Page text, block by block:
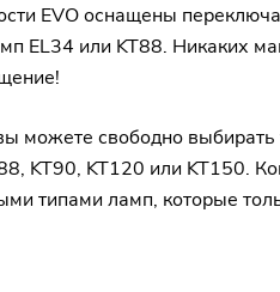
EVO оснащены
EL34 или KT88. Никаких
можете свободно
KT90, KT120 или KT150.
типами ламп, которые